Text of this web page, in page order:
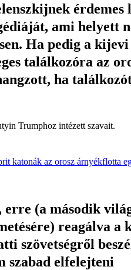
érdemes
ami helyett
Ha pedig a
találkozóra az
ha
Trumphoz intézett szavait.
katonák az orosz árnyékflotta
(a második
reagálva a
szövetségről
szabad elfelejteni